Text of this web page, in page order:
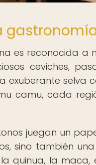
es reconocida a
ceviches,
exuberante selva
camu, cada
juegan un
sino también
quinua, la